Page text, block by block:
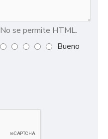
No se permite HTML.
Bueno